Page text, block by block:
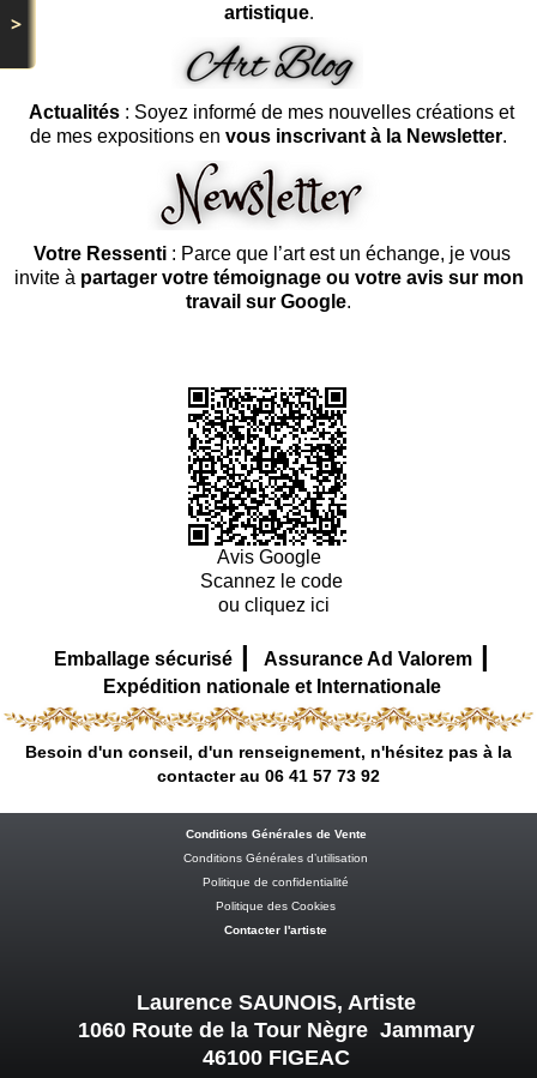
>
artistique.
Actualités : Soyez informé de mes nouvelles créations et
de mes expositions en vous inscrivant à la Newsletter.
Votre Ressenti: Parce que l’art est un échange, je vous
invite à partager votre témoignage ou votre avis sur mon
travail sur Google.
Avis Google
Scannez le code
ou cliquez ici
Emballage sécurisé | Assurance Ad Valorem |
Expédition nationale et Internationale
Besoin d'un conseil, d'un renseignement, n'hésitez pas à la
contacter au 06 41 57 73 92
Conditions Générales de Vente
Conditions Générales d’utilisation
Politique de confidentialité
Politique des Cookies
Contacter l'artiste
Laurence SAUNOIS, Artiste
1060 Route de la Tour Nègre Jammary
46100 FIGEAC